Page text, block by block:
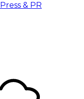
Press & PR